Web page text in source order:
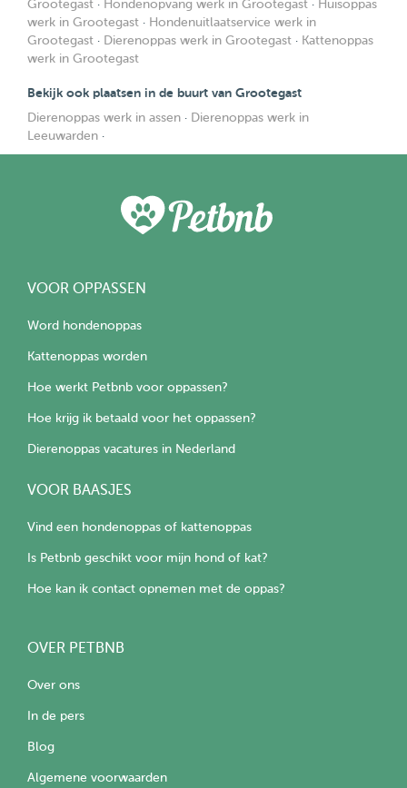
Grootegast · Hondenopvang werk in Grootegast · Huisoppas
werk in Grootegast · Hondenuitlaatservice werk in
Grootegast · Dierenoppas werk in Grootegast · Kattenoppas
werk in Grootegast
Bekijk ook plaatsen in de buurt van Grootegast
Dierenoppas werk in assen · Dierenoppas werk in
Leeuwarden ·
VOOR OPPASSEN
Word hondenoppas
Kattenoppas worden
Hoe werkt Petbnb voor oppassen?
Hoe krijg ik betaald voor het oppassen?
Dierenoppas vacatures in Nederland
VOOR BAASJES
Vind een hondenoppas of kattenoppas
Is Petbnb geschikt voor mijn hond of kat?
Hoe kan ik contact opnemen met de oppas?
OVER PETBNB
Over ons
In de pers
Blog
Algemene voorwaarden